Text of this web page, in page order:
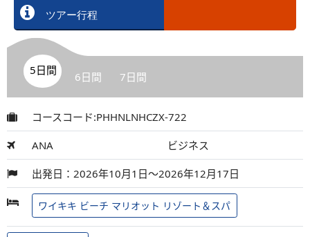
ツアー行程
5日間 6日間 7日間
コースコード:PHHNLNHCZX-722
ANA ビジネス
出発日：2026年10月1日～2026年12月17日
ワイキキ ビーチ マリオット リゾート＆スパ